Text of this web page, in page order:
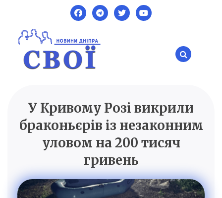
content
SVOI.DP.UA
Новини Дніпра
У Кривому Розі викрили
браконьєрів із незаконним
уловом на 200 тисяч
гривень